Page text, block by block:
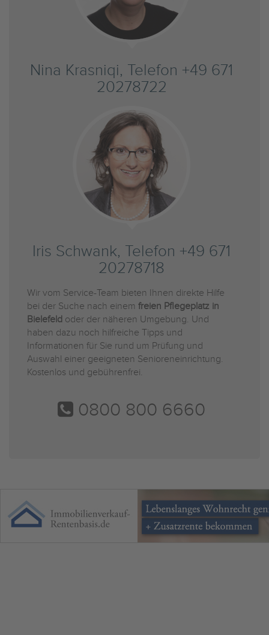
Nina Krasniqi, Telefon +49 671
20278722
Iris Schwank, Telefon +49 671
20278718
Wir vom Service-Team bieten Ihnen direkte Hilfe
bei der Suche nach einem freien Pflegeplatz in
Bielefeld oder der näheren Umgebung. Und
haben dazu noch hilfreiche Tipps und
Informationen für Sie rund um Prüfung und
Auswahl einer geeigneten Senioreneinrichtung.
Kostenlos und gebührenfrei.
0800 800 6660